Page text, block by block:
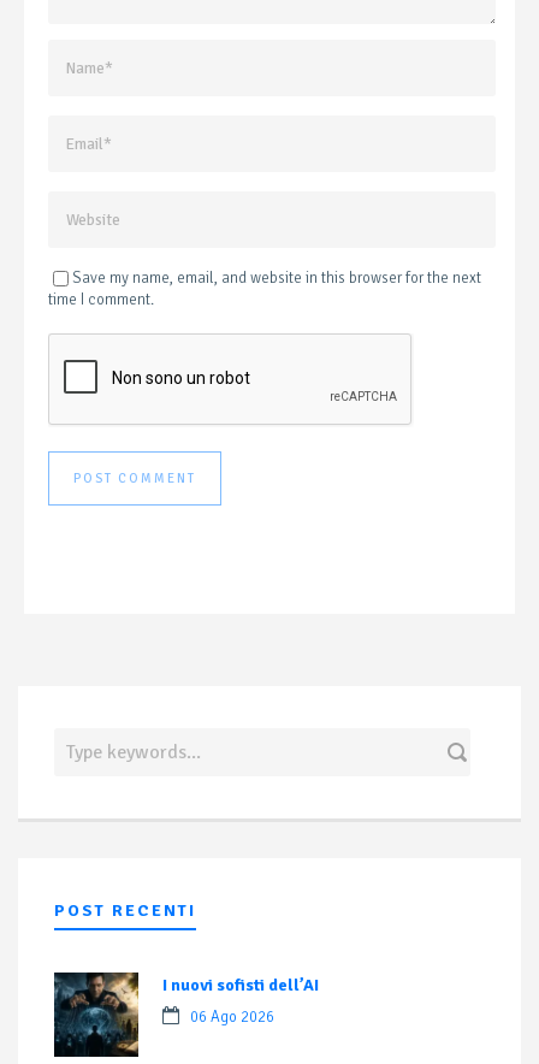
Save my name, email, and website in this browser for the next
time I comment.
POST RECENTI
I nuovi sofisti dell’AI
06 Ago 2026